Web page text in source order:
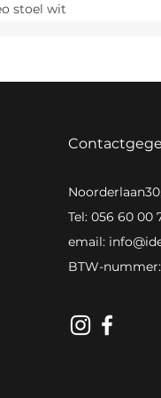
stoel wit
Tel: 056 60 00
email:
BTW-